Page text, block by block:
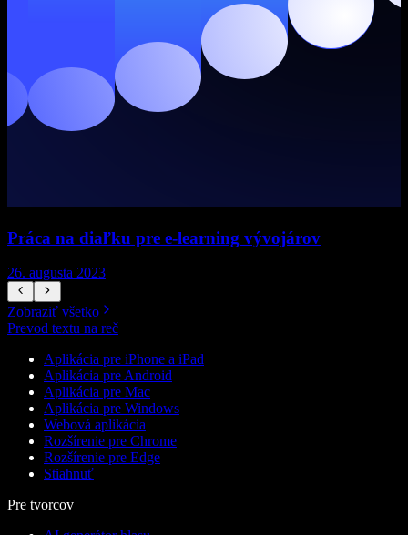
Práca na diaľku pre e‑learning vývojárov
26. augusta 2023
Zobraziť všetko
Prevod textu na reč
Aplikácia pre iPhone a iPad
Aplikácia pre Android
Aplikácia pre Mac
Aplikácia pre Windows
Webová aplikácia
Rozšírenie pre Chrome
Rozšírenie pre Edge
Stiahnuť
Pre tvorcov